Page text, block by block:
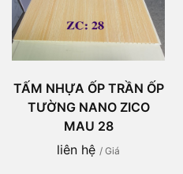
TẤM NHỰA ỐP TRẦN ỐP
TƯỜNG NANO ZICO
MAU 28
liên hệ / Giá